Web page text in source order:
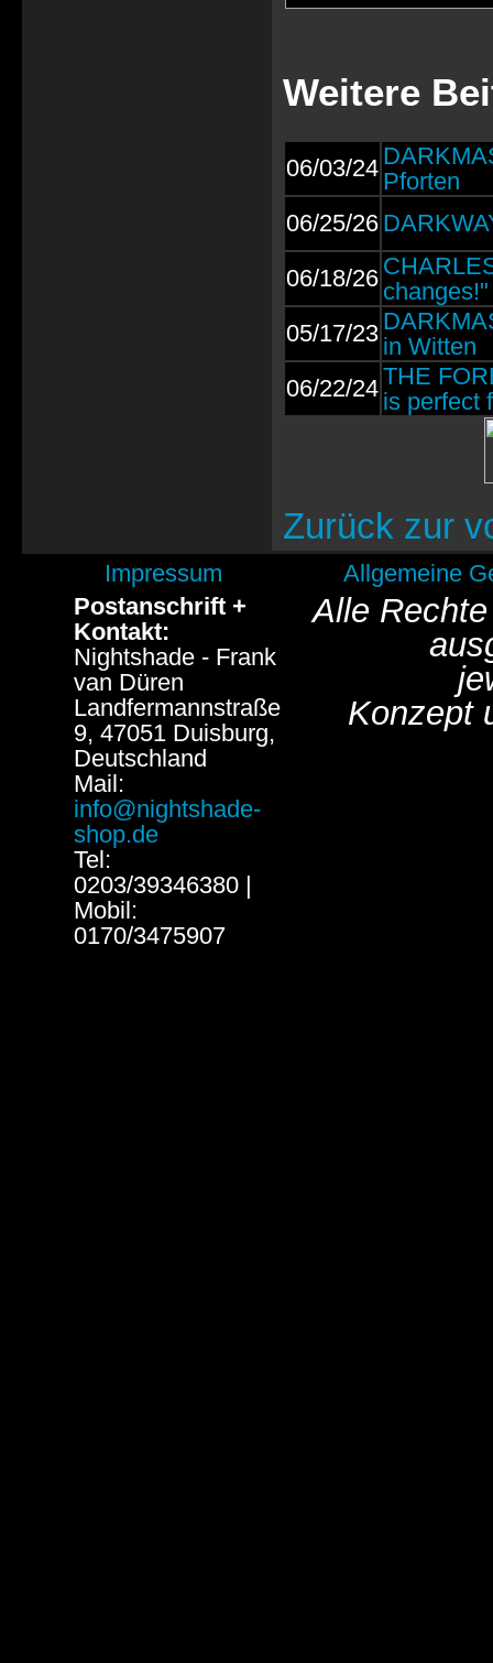
Weitere
06/03/24 Pforten
06/25/26
06/18/26 changes!"
05/17/23 in Witten
06/22/24THE
is perfect
Zurück zur
Impressum
Allgemeine
Postanschrift +
Kontakt:
Nightshade - Frank
van Düren
Landfermannstraße
9, 47051 Duisburg,
Deutschland
Mail:
info@nightshade-
shop.de
Tel:
0203/39346380 |
Mobil:
0170/3475907
Alle
Konzept